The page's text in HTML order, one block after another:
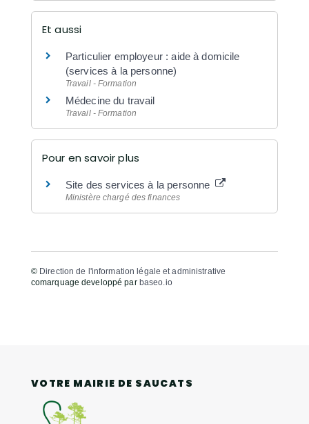
Et aussi
Particulier employeur : aide à domicile
(services à la personne)
Travail - Formation
Médecine du travail
Travail - Formation
Pour en savoir plus
Site des services à la personne
Ministère chargé des finances
© Direction de l'information légale et administrative
comarquage developpé par baseo.io
VOTRE MAIRIE DE SAUCATS